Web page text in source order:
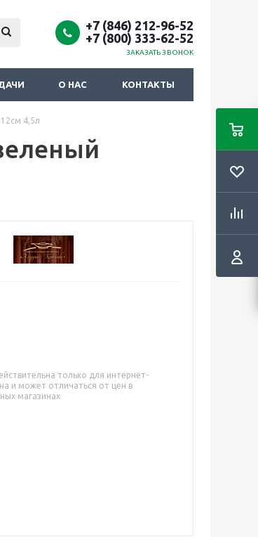
+7 (846) 212-96-52
+7 (800) 333-62-52
ЗАКАЗАТЬ ЗВОНОК
О НАС КОНТАКТЫ
4,5л
только для интернет-
и может отличаться от цен в
магазинах